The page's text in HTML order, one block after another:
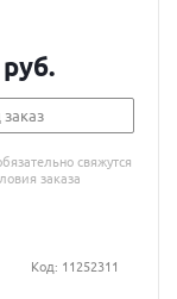
свяжутся
заказа
Код: 11252311